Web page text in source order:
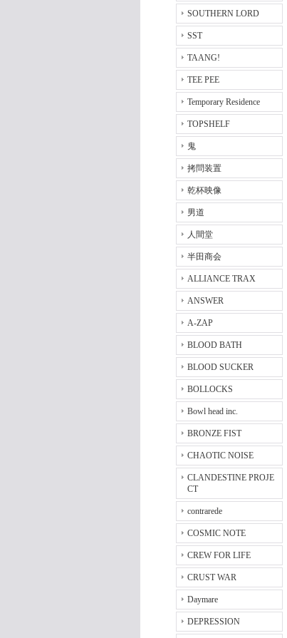
SOUTHERN LORD
SST
TAANG!
TEE PEE
Temporary Residence
TOPSHELF
鬼
拷問装置
乾杯映像
男道
人間堂
半田商会
ALLIANCE TRAX
ANSWER
A-ZAP
BLOOD BATH
BLOOD SUCKER
BOLLOCKS
Bowl head inc.
BRONZE FIST
CHAOTIC NOISE
CLANDESTINE PROJE
CT
contrarede
COSMIC NOTE
CREW FOR LIFE
CRUST WAR
Daymare
DEPRESSION